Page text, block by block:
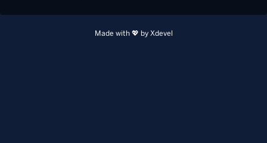
Made with 💖 by Xdevel